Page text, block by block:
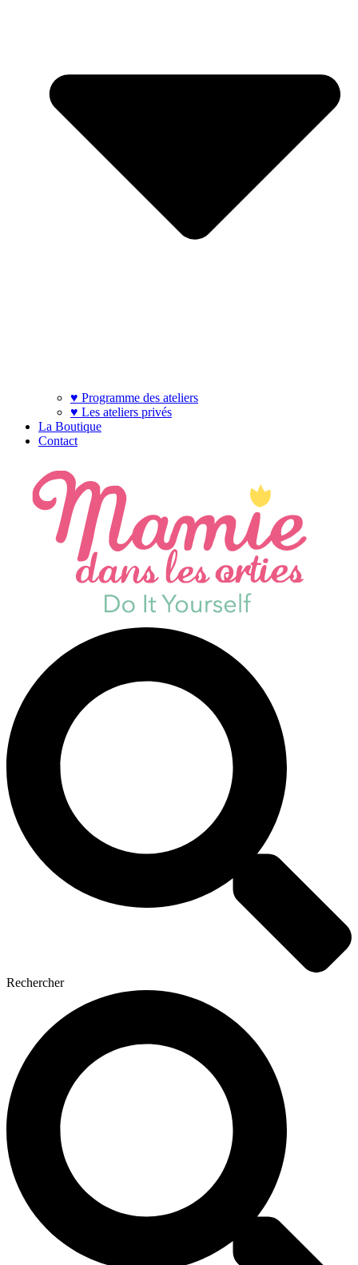
♥ Programme des ateliers
♥ Les ateliers privés
La Boutique
Contact
Rechercher